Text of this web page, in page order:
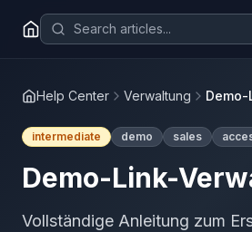
Help Center Verwaltung
intermediate demo sales
Demo-Link-
Vollständige Anleitung zum